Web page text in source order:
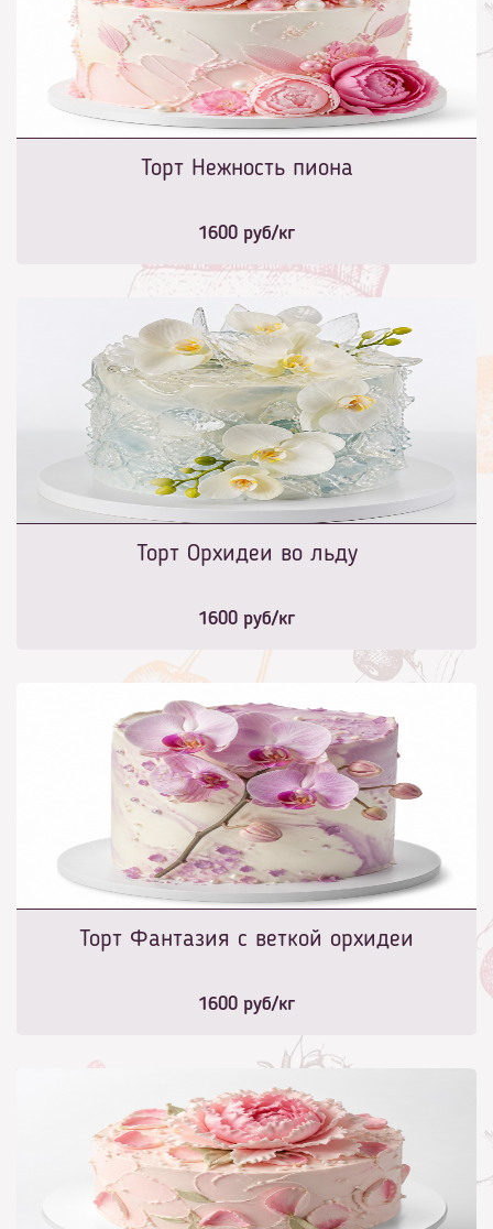
Торт Нежность пиона
1600 руб/кг
Торт Орхидеи во льду
1600 руб/кг
Торт Фантазия с веткой орхидеи
1600 руб/кг